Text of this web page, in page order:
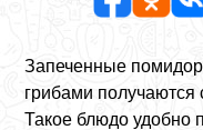
Запеченные
грибами
Такое блюдо удобно